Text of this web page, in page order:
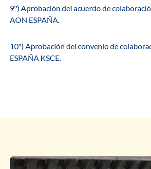
9º) Aprobación del acuerdo de
AON ESPAÑA.
10º) Aprobación del convenio de
ESPAÑA KSCE.